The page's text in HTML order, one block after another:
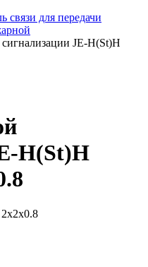
связи для передачи
JE-H(St)H
H(St)H